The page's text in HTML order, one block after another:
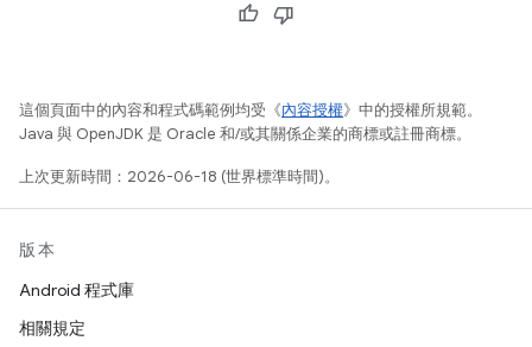
這個頁面中的內容和程式碼範例均受《內容授權》中的授權所規範。
Java 與 OpenJDK 是 Oracle 和/或其關係企業的商標或註冊商標。
上次更新時間：2026-06-18 (世界標準時間)。
版本
Android 程式庫
相關規定